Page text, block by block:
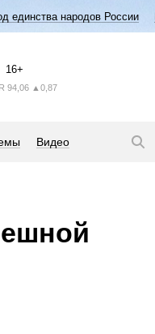
единства народов России
16+
94,06 ▲0,87
Видео